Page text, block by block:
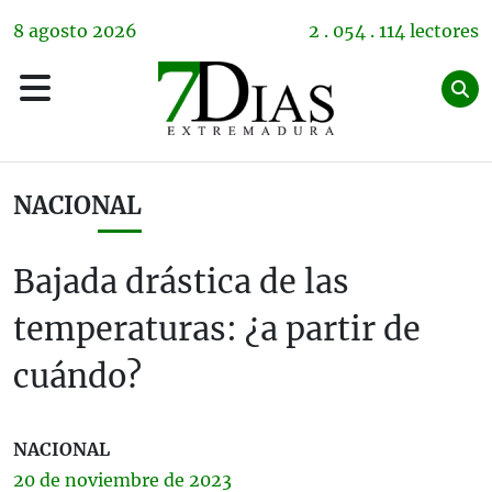
8 agosto 2026 2 . 054 . 114 lectores
NACIONAL
Bajada drástica de las
temperaturas: ¿a partir de
cuándo?
NACIONAL
20 de noviembre de 2023